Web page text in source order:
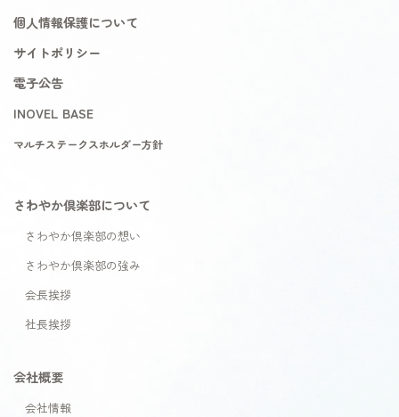
個人情報保護について
サイトポリシー
電子公告
INOVEL BASE
マルチステークスホルダー方針
さわやか倶楽部について
さわやか倶楽部の想い
さわやか倶楽部の強み
会長挨拶
社長挨拶
会社概要
会社情報